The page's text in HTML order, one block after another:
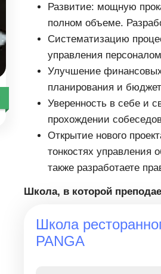
Развитие: мощную
полном объеме.
Систематизацию
управления
Улучшение финансовых
планирования и
Уверенность в себе и
прохождении
Открытие нового
тонкостях управления
также разработаете
Школа, в которой
Школа
PANGA